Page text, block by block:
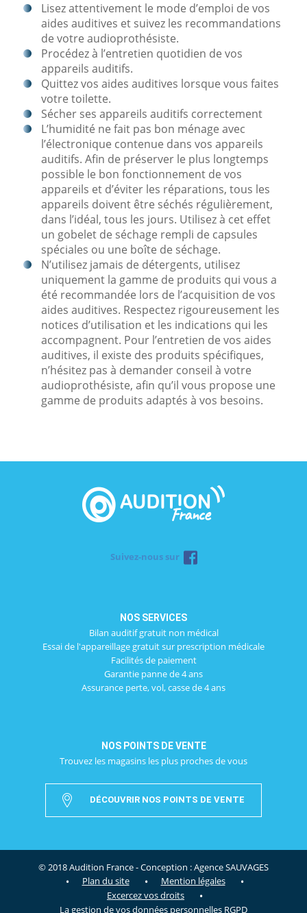
Lisez attentivement le mode d’emploi de vos
aides auditives et suivez les recommandations
de votre audioprothésiste.
Procédez à l’entretien quotidien de vos
appareils auditifs.
Quittez vos aides auditives lorsque vous faites
votre toilette.
Sécher ses appareils auditifs correctement
L’humidité ne fait pas bon ménage avec
l’électronique contenue dans vos appareils
auditifs. Afin de préserver le plus longtemps
possible le bon fonctionnement de vos
appareils et d’éviter les réparations, tous les
appareils doivent être séchés régulièrement,
dans l’idéal, tous les jours. Utilisez à cet effet
un gobelet de séchage rempli de capsules
spéciales ou une boîte de séchage.
N’utilisez jamais de détergents, utilisez
uniquement la gamme de produits qui vous a
été recommandée lors de l’acquisition de vos
aides auditives. Respectez rigoureusement les
notices d’utilisation et les indications qui les
accompagnent. Pour l’entretien de vos aides
auditives, il existe des produits spécifiques,
n’hésitez pas à demander conseil à votre
audioprothésiste, afin qu’il vous propose une
gamme de produits adaptés à vos besoins.
Suivez-nous sur
NOS SERVICES
Bilan auditif gratuit non médical
Essai de l'appareillage gratuit sur prescription médicale
Facilités de paiement
Garantie panne de 4 ans
Assurance perte, vol, casse de 4 ans
NOS POINTS DE VENTE
Trouvez les magasins les plus proches de vous
DÉCOUVRIR NOS POINTS DE VENTE
© 2018 Audition France - Conception :Agence SAUVAGES
. Plan du site . Mention légales .
Excercez vos droits .
La gestion de vos données personnelles RGPD